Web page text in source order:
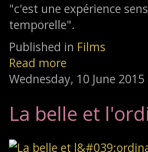
"c'est une expérience
temporelle".
Published in Films
Read more
Wednesday, 10 June
La belle et